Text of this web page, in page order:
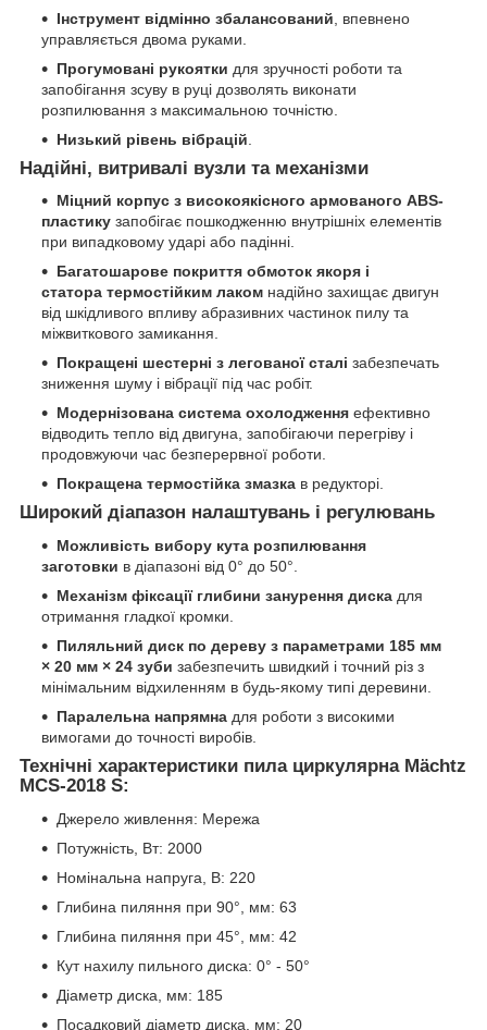
Інструмент відмінно збалансований , впевнено
управляється двома руками.
Прогумовані рукоятки для зручності роботи та
запобігання зсуву в руці дозволять виконати
розпилювання з максимальною точністю.
Низький рівень вібрацій
Надійні, витривалі вузли та механізми
Міцний корпус з високоякісного армованого ABS-
пластику запобігає пошкодженню внутрішніх елементів
при випадковому ударі або падінні.
Багатошарове покриття обмоток якоря і
статора термостійким лаком надійно захищає двигун
від шкідливого впливу абразивних частинок пилу та
міжвиткового замикання.
Покращені шестерні з легованої сталі забезпечать
зниження шуму і вібрації під час робіт.
Модернізована система охолодження ефективно
відводить тепло від двигуна, запобігаючи перегріву і
продовжуючи час безперервної роботи.
Покращена термостійка змазка в редукторі.
Широкий діапазон налаштувань і регулювань
Можливість вибору кута розпилювання
заготовки в діапазоні від 0° до 50°.
Механізм фіксації глибини занурення диска для
отримання гладкої кромки.
Пиляльний диск по дереву з параметрами 185 мм
× 20 мм × 24 зуби забезпечить швидкий і точний різ з
мінімальним відхиленням в будь-якому типі деревини.
Паралельна напрямна для роботи з високими
вимогами до точності виробів.
Технічні характеристики пила циркулярна Mächtz
MCS‑2018 S:
Джерело живлення: Мережа
Потужність, Вт: 2000
Номінальна напруга, В: 220
Глибина пиляння при 90°, мм: 63
Глибина пиляння при 45°, мм: 42
Кут нахилу пильного диска: 0° - 50°
Діаметр диска, мм: 185
Посадковий діаметр диска, мм: 20